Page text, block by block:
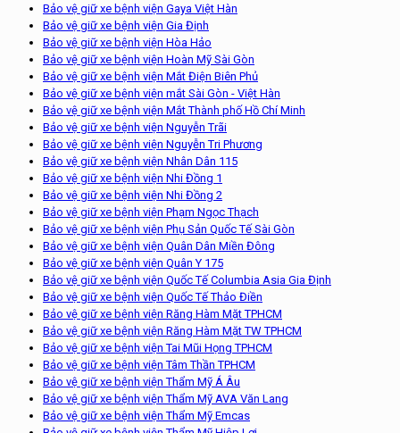
Bảo vệ giữ xe bệnh viện Gaya Việt Hàn
Bảo vệ giữ xe bệnh viện Gia Định
Bảo vệ giữ xe bệnh viện Hòa Hảo
Bảo vệ giữ xe bệnh viện Hoàn Mỹ Sài Gòn
Bảo vệ giữ xe bệnh viện Mắt Điện Biên Phủ
Bảo vệ giữ xe bệnh viện mắt Sài Gòn - Việt Hàn
Bảo vệ giữ xe bệnh viện Mắt Thành phố Hồ Chí Minh
Bảo vệ giữ xe bệnh viện Nguyễn Trãi
Bảo vệ giữ xe bệnh viện Nguyễn Tri Phương
Bảo vệ giữ xe bệnh viện Nhân Dân 115
Bảo vệ giữ xe bệnh viện Nhi Đồng 1
Bảo vệ giữ xe bệnh viện Nhi Đồng 2
Bảo vệ giữ xe bệnh viện Phạm Ngọc Thạch
Bảo vệ giữ xe bệnh viện Phụ Sản Quốc Tế Sài Gòn
Bảo vệ giữ xe bệnh viện Quân Dân Miền Đông
Bảo vệ giữ xe bệnh viện Quân Y 175
Bảo vệ giữ xe bệnh viện Quốc Tế Columbia Asia Gia Định
Bảo vệ giữ xe bệnh viện Quốc Tế Thảo Điền
Bảo vệ giữ xe bệnh viện Răng Hàm Mặt TPHCM
Bảo vệ giữ xe bệnh viện Răng Hàm Mặt TW TPHCM
Bảo vệ giữ xe bệnh viện Tai Mũi Họng TPHCM
Bảo vệ giữ xe bệnh viện Tâm Thần TPHCM
Bảo vệ giữ xe bệnh viện Thẩm Mỹ Á Âu
Bảo vệ giữ xe bệnh viện Thẩm Mỹ AVA Văn Lang
Bảo vệ giữ xe bệnh viện Thẩm Mỹ Emcas